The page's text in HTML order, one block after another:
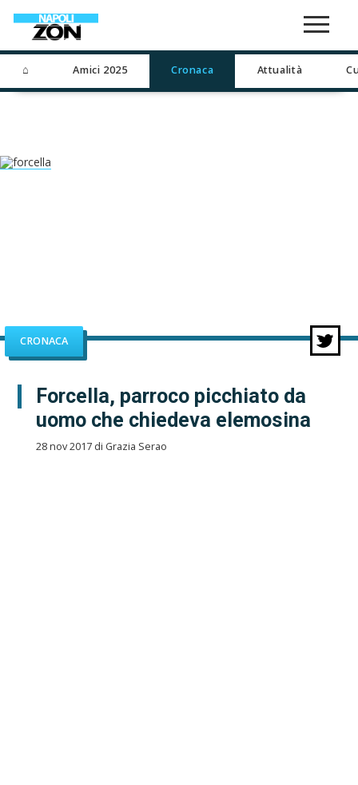
⌂ Amici 2025 Cronaca Attualità
CRONACA
Forcella, parroco picchiato da
uomo che chiedeva elemosina
28 nov 2017 di Grazia Serao